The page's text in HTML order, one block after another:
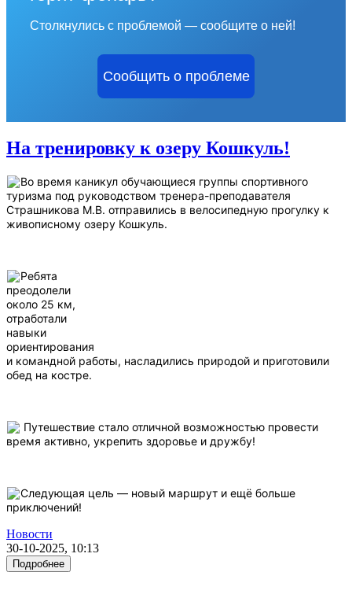
Столкнулись с проблемой — сообщите о ней!
Сообщить о проблеме
На тренировку к озеру Кошкуль!
Во время каникул обучающиеся группы спортивного
туризма под руководством тренера-преподавателя
Страшникова М.В. отправились в велосипедную прогулку к
живописному озеру Кошкуль.
Ребята
преодолели
около 25 км,
отработали
навыки
ориентирования
и командной работы, насладились природой и приготовили
обед на костре.
Путешествие стало отличной возможностью провести
время активно, укрепить здоровье и дружбу!
Следующая цель — новый маршрут и ещё больше
приключений!
Новости
30-10-2025, 10:13
Подробнее